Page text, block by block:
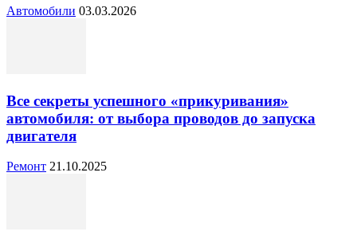
Автомобили 03.03.2026
Все секреты успешного «прикуривания»
автомобиля: от выбора проводов до запуска
двигателя
Ремонт 21.10.2025